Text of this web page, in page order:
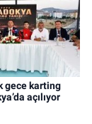
gece karting
açılıyor